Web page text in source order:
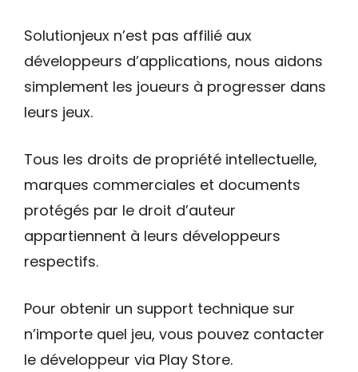
Solutionjeux n’est pas affilié aux
développeurs d’applications, nous aidons
simplement les joueurs à progresser dans
leurs jeux.
Tous les droits de propriété intellectuelle,
marques commerciales et documents
protégés par le droit d’auteur
appartiennent à leurs développeurs
respectifs.
Pour obtenir un support technique sur
n’importe quel jeu, vous pouvez contacter
le développeur via Play Store.